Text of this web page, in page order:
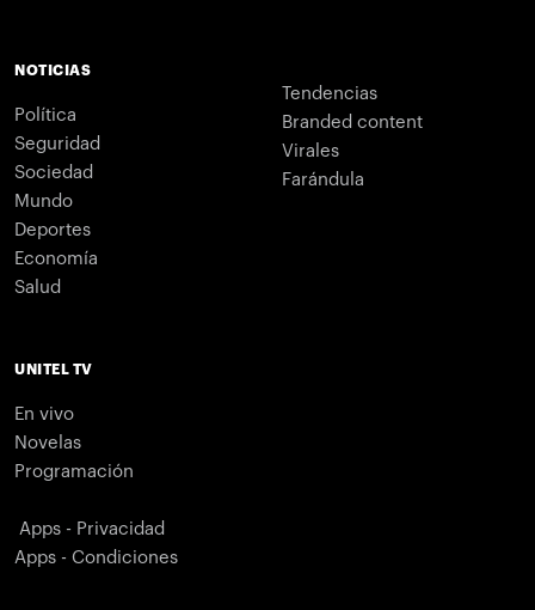
NOTICIAS
Política
Seguridad
Sociedad
Mundo
Deportes
Economía
Salud
Tendencias
Branded content
Virales
Farándula
UNITEL TV
En vivo
Novelas
Programación
Apps - Privacidad
Apps - Condiciones